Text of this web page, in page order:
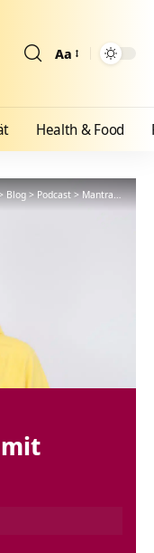
Aa
Health & Food
Blog>Podcast>Mantra>Jay